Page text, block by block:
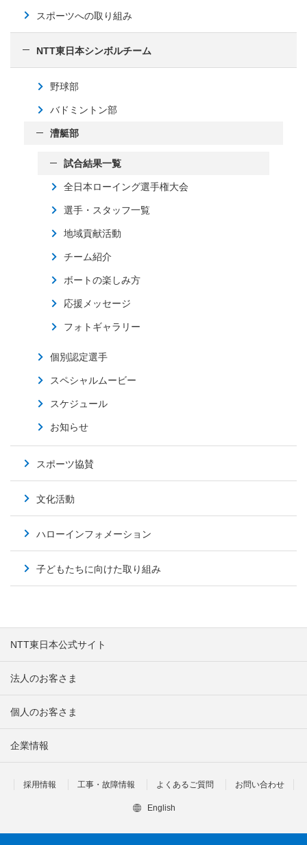
スポーツへの取り組み
NTT東日本シンボルチーム
野球部
バドミントン部
漕艇部
試合結果一覧
全日本ローイング選手権大会
選手・スタッフ一覧
地域貢献活動
チーム紹介
ボートの楽しみ方
応援メッセージ
フォトギャラリー
個別認定選手
スペシャルムービー
スケジュール
お知らせ
スポーツ協賛
文化活動
ハローインフォメーション
子どもたちに向けた取り組み
NTT東日本公式サイト
法人のお客さま
個人のお客さま
企業情報
採用情報 工事・故障情報 よくあるご質問 お問い合わせ
English